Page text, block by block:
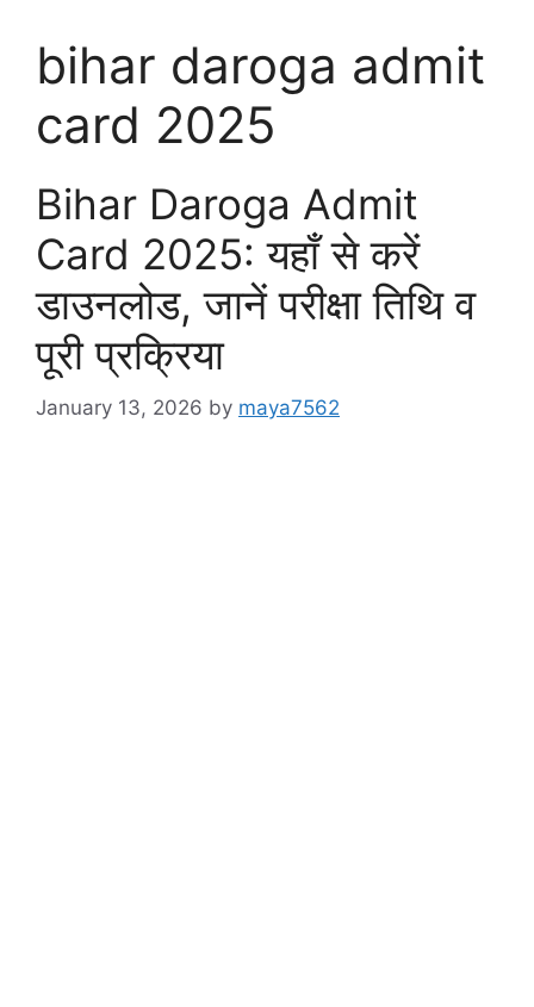
bihar daroga admit
card 2025
Bihar Daroga Admit
Card 2025: यहाँ से करें
डाउनलोड, जानें परीक्षा तिथि व
पूरी प्रक्रिया
January 13, 2026 by maya7562